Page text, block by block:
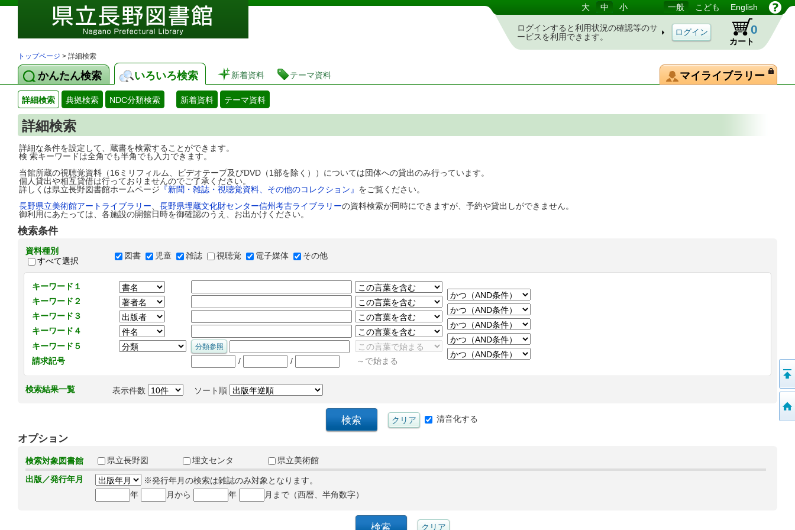
図書館 蔵書検索・予約システム 大 中 小 一般 こども English
ログインすると利用状況の確認等のサ
ービスを利用できます。
カート
0
トップページ > 詳細検索
かんたん検索 いろいろ検索 新着資料 テーマ資料 マイライブラリー
詳細検索 典拠検索 NDC分類検索 新着資料 テーマ資料
詳細検索
詳細な条件を設定して、蔵書を検索することができます。
検 索キーワードは全角でも半角でも入力できます。
当館所蔵の視聴覚資料（16ミリフィルム、ビデオテープ及びDVD（1部を除く））については団体への貸出のみ行っています。
個人貸出や相互貸借は行っておりませんのでご了承ください。
詳しくは県立長野図書館ホームページ 『新聞・雑誌・視聴覚資料、その他のコレクション』 をご覧ください。
長野県立美術館アートライブラリー
長野県埋蔵文化財センター信州考古ライブラリーの資料検索が同時にできますが、予約や貸出しができません。
御利用にあたっては、各施設の開館日時を御確認のうえ、お出かけください。
検索条件
資料種別
すべて選択
図書 児童 雑誌 視聴覚 電子媒体 その他
キーワード１
キーワード２
キーワード３
キーワード４
キーワード５
請求記号
/ / ～で始まる
検索結果一覧 表示件数 ソート順
清音化する
オプション
検索対象図書館 県立長野図 埋文センタ
県立美術館
出版／発行年月
※発行年月の検索は雑誌のみ対象となります。
年
月から 年 月まで（西暦、半角数字）